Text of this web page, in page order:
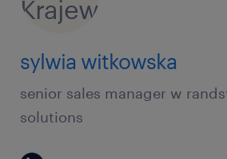
sylwia witkowska
senior sales manager w
solutions